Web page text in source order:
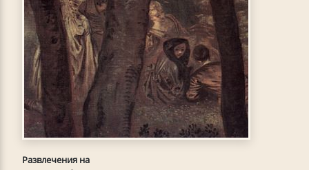
Развлечения на